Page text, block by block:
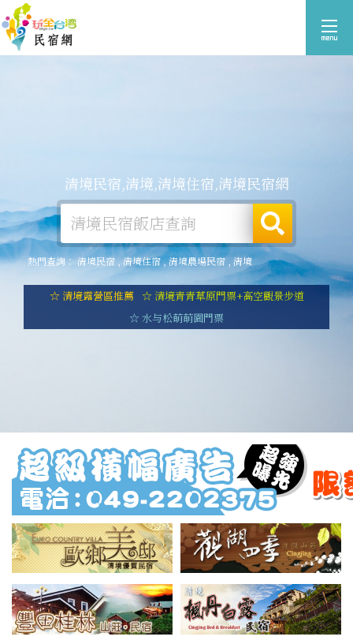
清境民宿,清境,清境住宿,清境民宿網
熱門查詢：清境民宿,清境住宿,清境農場民宿,清境
☆ 清境露營區推薦
☆ 清境青青草原門票+高空觀景步道
☆ 水与松萌萌園門票